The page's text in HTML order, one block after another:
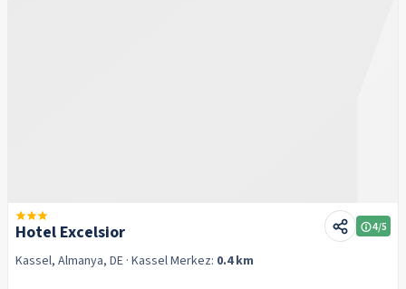
Hotel Excelsior 4/5
Kassel, Almanya, DE · KasselMerkez: 0.4 km